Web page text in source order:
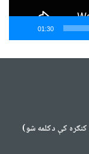
01:30
کې دکلمه شو)